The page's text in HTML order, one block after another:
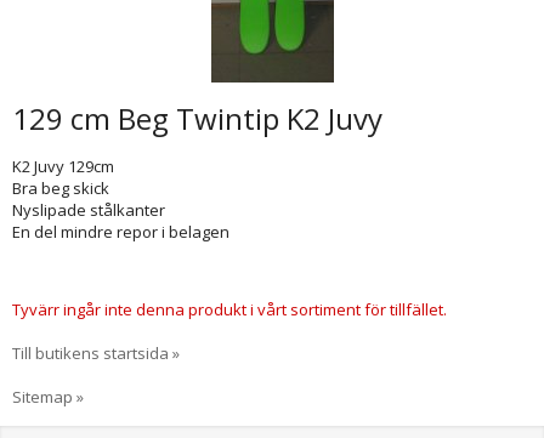
129 cm Beg Twintip K2 Juvy
K2 Juvy 129cm
Bra beg skick
Nyslipade stålkanter
En del mindre repor i belagen
Tyvärr ingår inte denna produkt i vårt sortiment för tillfället.
Till butikens startsida »
Sitemap »